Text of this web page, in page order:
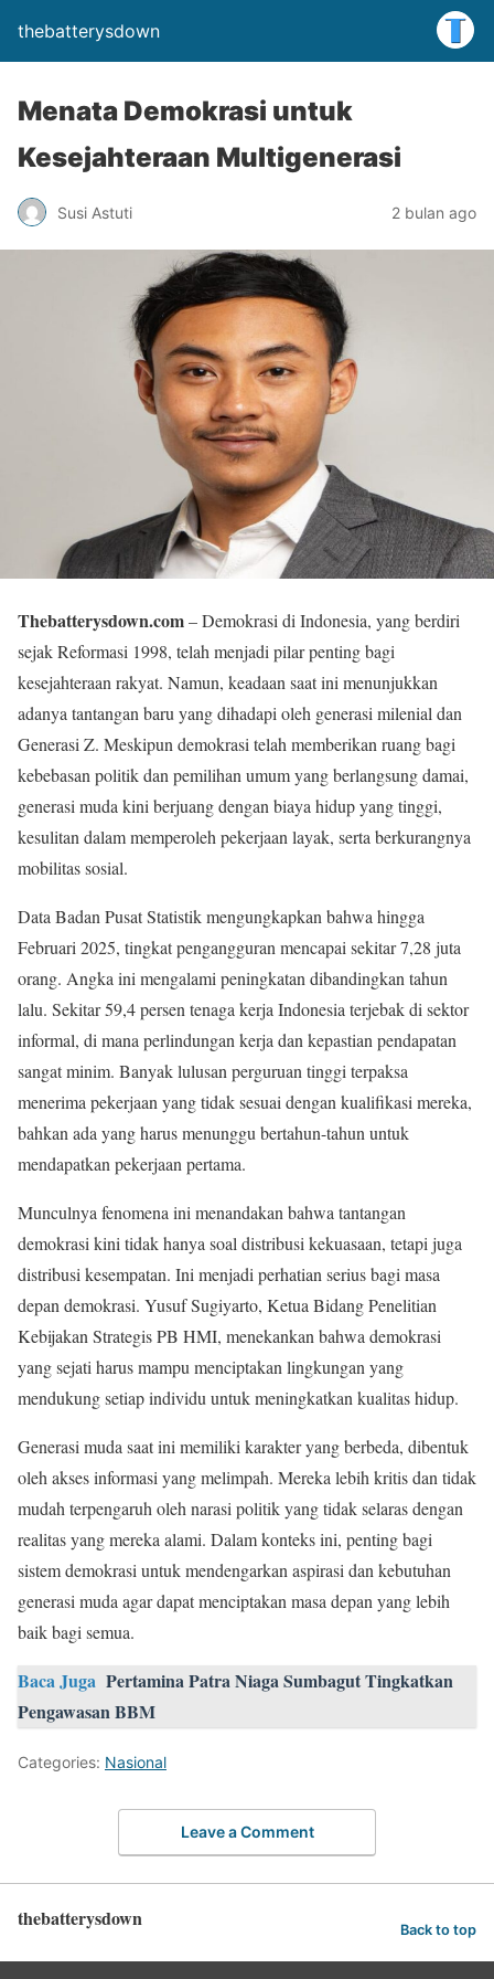
thebatterysdown
Menata Demokrasi untuk
Kesejahteraan Multigenerasi
Susi Astuti 2 bulan ago
Thebatterysdown.com– Demokrasi di Indonesia, yang berdiri
sejak Reformasi 1998, telah menjadi pilar penting bagi
kesejahteraan rakyat. Namun, keadaan saat ini menunjukkan
adanya tantangan baru yang dihadapi oleh generasi milenial dan
Generasi Z. Meskipun demokrasi telah memberikan ruang bagi
kebebasan politik dan pemilihan umum yang berlangsung damai,
generasi muda kini berjuang dengan biaya hidup yang tinggi,
kesulitan dalam memperoleh pekerjaan layak, serta berkurangnya
mobilitas sosial.
Data Badan Pusat Statistik mengungkapkan bahwa hingga
Februari 2025, tingkat pengangguran mencapai sekitar 7,28 juta
orang. Angka ini mengalami peningkatan dibandingkan tahun
lalu. Sekitar 59,4 persen tenaga kerja Indonesia terjebak di sektor
informal, di mana perlindungan kerja dan kepastian pendapatan
sangat minim. Banyak lulusan perguruan tinggi terpaksa
menerima pekerjaan yang tidak sesuai dengan kualifikasi mereka,
bahkan ada yang harus menunggu bertahun-tahun untuk
mendapatkan pekerjaan pertama.
Munculnya fenomena ini menandakan bahwa tantangan
demokrasi kini tidak hanya soal distribusi kekuasaan, tetapi juga
distribusi kesempatan. Ini menjadi perhatian serius bagi masa
depan demokrasi. Yusuf Sugiyarto, Ketua Bidang Penelitian
Kebijakan Strategis PB HMI, menekankan bahwa demokrasi
yang sejati harus mampu menciptakan lingkungan yang
mendukung setiap individu untuk meningkatkan kualitas hidup.
Generasi muda saat ini memiliki karakter yang berbeda, dibentuk
oleh akses informasi yang melimpah. Mereka lebih kritis dan tidak
mudah terpengaruh oleh narasi politik yang tidak selaras dengan
realitas yang mereka alami. Dalam konteks ini, penting bagi
sistem demokrasi untuk mendengarkan aspirasi dan kebutuhan
generasi muda agar dapat menciptakan masa depan yang lebih
baik bagi semua.
Baca Juga Pertamina Patra Niaga Sumbagut Tingkatkan
Pengawasan BBM
Categories: Nasional
Leave a Comment
thebatterysdown Back to top